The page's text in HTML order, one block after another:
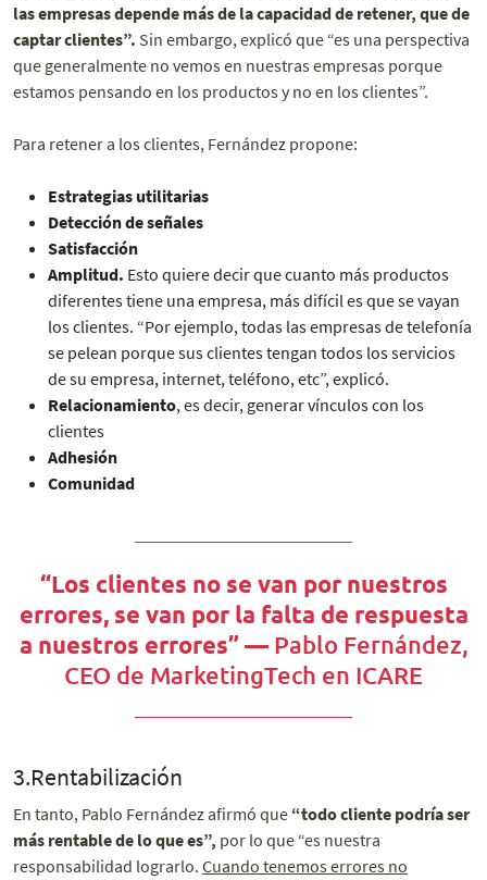
las empresas depende más de la capacidad de retener, que de
captar clientes”. Sin embargo, explicó que “es una perspectiva
que generalmente no vemos en nuestras empresas porque
estamos pensando en los productos y no en los clientes”.
Para retener a los clientes, Fernández propone:
Estrategias utilitarias
Detección de señales
Satisfacción
Amplitud. Esto quiere decir que cuanto más productos
diferentes tiene una empresa, más difícil es que se vayan
los clientes. “Por ejemplo, todas las empresas de telefonía
se pelean porque sus clientes tengan todos los servicios
de su empresa, internet, teléfono, etc”, explicó.
Relacionamiento, es decir, generar vínculos con los
clientes
Adhesión
Comunidad
“Los clientes no se van por nuestros
errores, se van por la falta de respuesta
a nuestros errores” — Pablo Fernández,
CEO de MarketingTech en ICARE
3.Rentabilización
En tanto, Pablo Fernández afirmó que “todo cliente podría ser
más rentable de lo que es”, por lo que “es nuestra
responsabilidad lograrlo. Cuando tenemos errores no